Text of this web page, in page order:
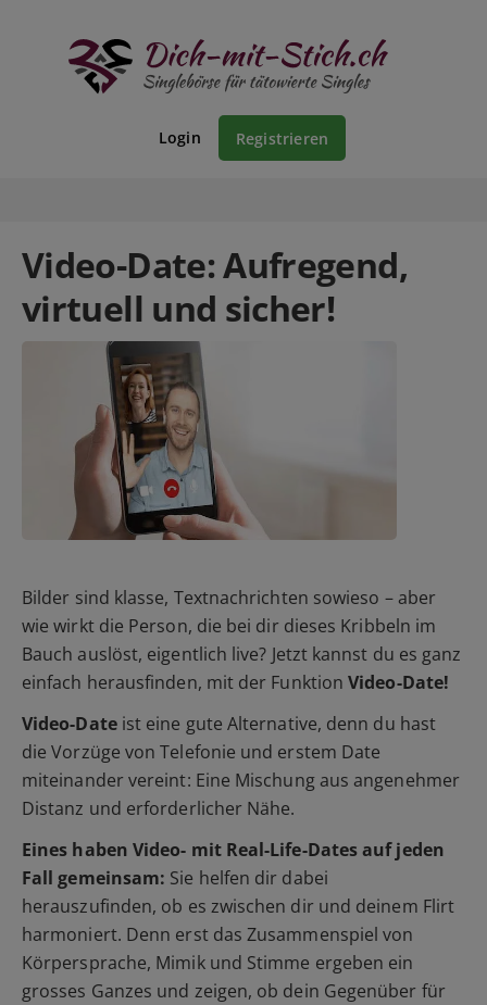
Login Registrieren
Video-Date: Aufregend,
virtuell und sicher!
Bilder sind klasse, Textnachrichten sowieso – aber
wie wirkt die Person, die bei dir dieses Kribbeln im
Bauch auslöst, eigentlich live? Jetzt kannst du es ganz
einfach herausfinden, mit der FunktionVideo-Date!
Video-Dateist eine gute Alternative, denn du hast
die Vorzüge von Telefonie und erstem Date
miteinander vereint: Eine Mischung aus angenehmer
Distanz und erforderlicher Nähe.
Eines haben Video- mit Real-Life-Dates auf jeden
Fall gemeinsam: Sie helfen dir dabei
herauszufinden, ob es zwischen dir und deinem Flirt
harmoniert. Denn erst das Zusammenspiel von
Körpersprache, Mimik und Stimme ergeben ein
grosses Ganzes und zeigen, ob dein Gegenüber für